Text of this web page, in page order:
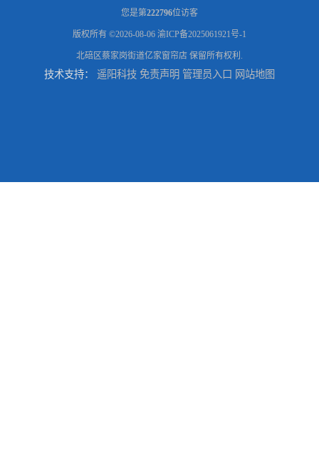
您是第222796位访客
版权所有 ©2026-08-06 渝ICP备2025061921号-1
北碚区蔡家岗街道亿家窗帘店 保留所有权利.
技术支持： 遥阳科技 免责声明 管理员入口 网站地图